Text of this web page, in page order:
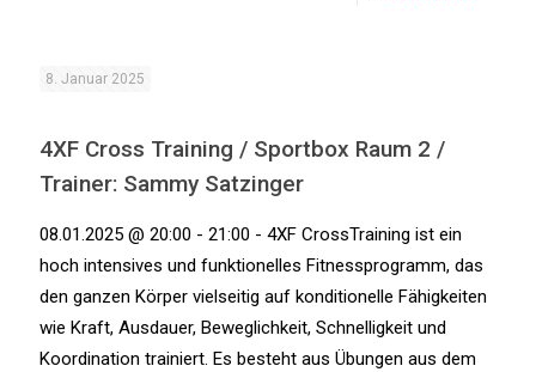
8. Januar 2025
4XF Cross Training / Sportbox Raum 2 /
Trainer: Sammy Satzinger
08.01.2025 @ 20:00 - 21:00 - 4XF CrossTraining ist ein
hoch intensives und funktionelles Fitnessprogramm, das
den ganzen Körper vielseitig auf konditionelle Fähigkeiten
wie Kraft, Ausdauer, Beweglichkeit, Schnelligkeit und
Koordination trainiert. Es besteht aus Übungen aus dem